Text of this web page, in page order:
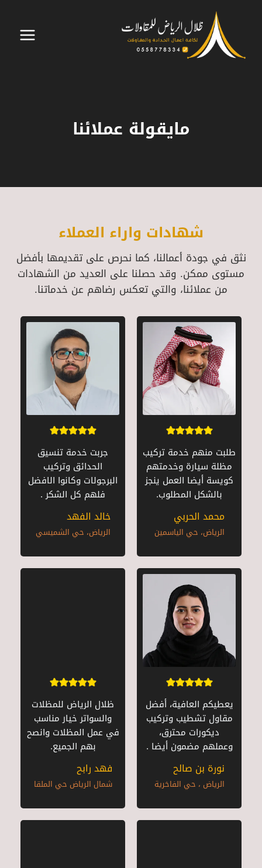
المحتوى
مايقولة عملائنا
شهادات واراء العملاء
نثق في جودة أعمالنا، كما نحرص على تقديمها بأفضل
مستوى ممكن. وقد حصلنا على العديد من الشهادات
من عملائنا، والتي تعكس رضاهم عن خدماتنا.
طلبت منهم خدمة تركيب
مظلة سيارة وخدمتهم
كويسة أيضا العمل ينجز
بالشكل المطلوب.
محمد الحربي
الرياض، حي الياسمين
جربت خدمة تنسيق
الحدائق وتركيب
البرجولات وكانوا الافضل
فلهم كل الشكر .
خالد الفهد
الرياض، حي الشميسي
يعطيكم العافية، أفضل
مقاول تشطيب وتركيب
ديكورات محترق،
وعملهم مضمون أيضا .
نورة بن صالح
الرياض ، حي الفاخرية
ظلال الرياض للمظلات
والسواتر خيار مناسب
في عمل المظلات وانصح
بهم الجميع.
فهد رابح
شمال الرياض حي الملقا